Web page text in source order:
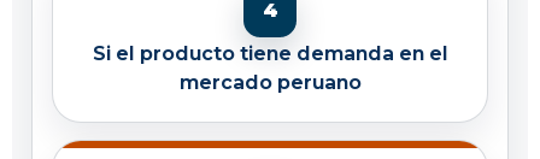
Si el producto tiene demanda en el
mercado peruano